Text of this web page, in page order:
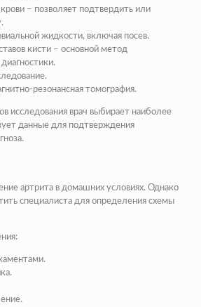
– позволяет подтвердить или
жидкости, включая посев.
кисти – основной метод
резонансная томография.
исследования врач выбирает наиболее
данные для подтверждения
артрита в домашних условиях. Однако
специалиста для определения схемы